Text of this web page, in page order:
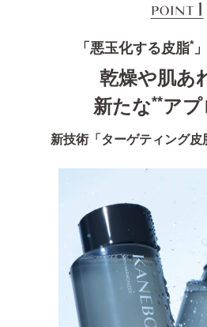
「悪玉化する皮脂*
乾燥や肌あ
新たな**アプ
新技術「ターゲティング皮